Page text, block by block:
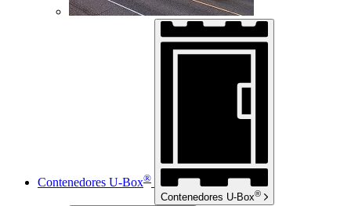
Contenedores U-Box®
Contenedores U-Box®